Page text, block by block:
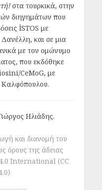
στα τουρκικά, στην
διηγημάτων που
İSTOS με
Δανέλλη, και σε μια
με τον ομώνυμο
που εκδόθηκε
CeMoG, με
Καλφόπουλου.
Ηλιάδης.
και διανομή του
όρους της άδειας
International (CC